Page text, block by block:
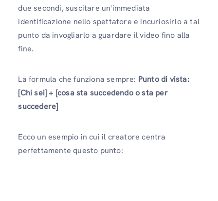
due secondi, suscitare un'immediata
identificazione nello spettatore e incuriosirlo a tal
punto da invogliarlo a guardare il video fino alla
fine.
La formula che funziona sempre: Punto di vista:
[Chi sei] + [cosa sta succedendo o sta per
succedere]
Ecco un esempio in cui il creatore centra
perfettamente questo punto: